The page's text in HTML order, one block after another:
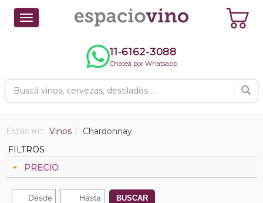
Toggle
navigation
11-6162-3088
Chateá por Whatsapp
Estás en: Vinos
Chardonnay
FILTROS
PRECIO
BUSCAR